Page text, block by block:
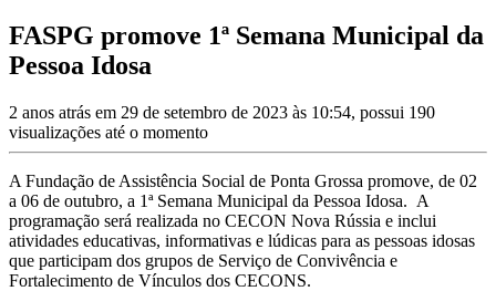
FASPG promove 1ª Semana Municipal da
Pessoa Idosa
2 anos atrás em 29 de setembro de 2023 às 10:54, possui 190
visualizações até o momento
A Fundação de Assistência Social de Ponta Grossa promove, de 02
a 06 de outubro, a 1ª Semana Municipal da Pessoa Idosa. A
programação será realizada no CECON Nova Rússia e inclui
atividades educativas, informativas e lúdicas para as pessoas idosas
que participam dos grupos de Serviço de Convivência e
Fortalecimento de Vínculos dos CECONS.